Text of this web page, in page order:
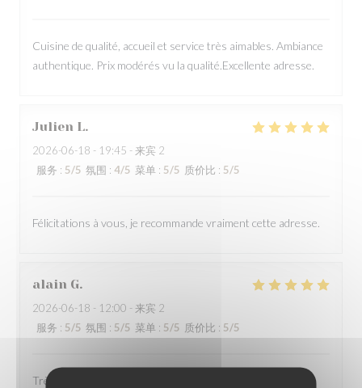
Cuisine de qualité, accueil et service très aimables. Ambiance
authentique. Prix modérés vu la qualité.Excellente adresse.
Julien L
2026-06-18 - 19:45 - 来宾 2
服务 : 5/5 氛围 : 4/5 菜单 : 5/5 质价比 : 5/5
Félicitations à vous, je recommande vraiment cette adresse.
alain G
2026-06-18 - 12:00 - 来宾 2
服务 : 5/5 氛围 : 5/5 菜单 : 5/5 质价比 : 5/5
Très bon accueil, service et explication des plats super, et